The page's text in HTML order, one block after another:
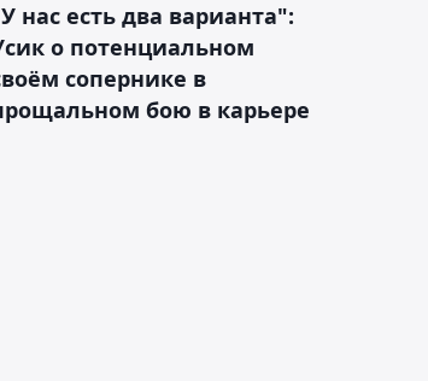
нас есть два варианта":
о потенциальном
сопернике в
бою в карьере